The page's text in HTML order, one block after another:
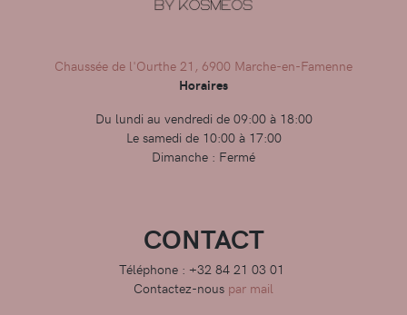
Chaussée de l'Ourthe 21, 6900 Marche-en-Famenne
Horaires
Du lundi au vendredi de 09:00 à 18:00
Le samedi de 10:00 à 17:00
Dimanche : Fermé
CONTACT
Téléphone : +32 84 21 03 01
Contactez-nous par mail